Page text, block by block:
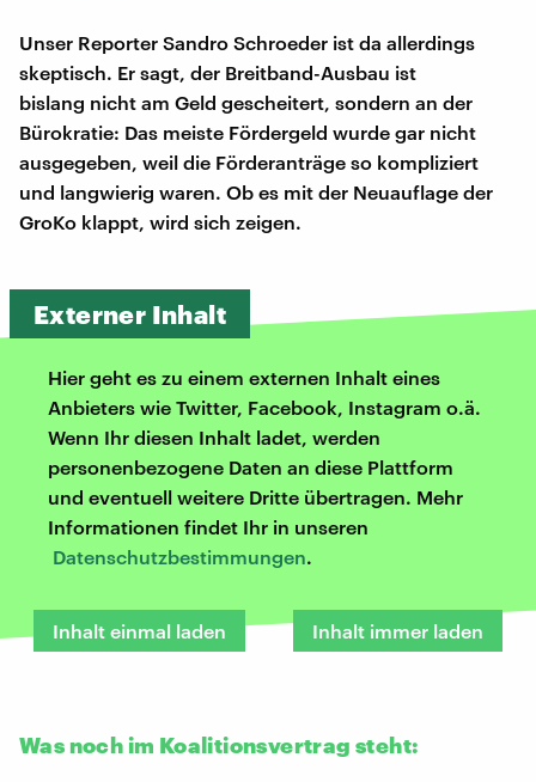
Unser Reporter Sandro Schroeder ist da allerdings
skeptisch. Er sagt, der Breitband-Ausbau ist
bislang nicht am Geld gescheitert, sondern an der
Bürokratie: Das meiste Fördergeld wurde gar nicht
ausgegeben, weil die Förderanträge so kompliziert
und langwierig waren. Ob es mit der Neuauflage der
GroKo klappt, wird sich zeigen.
Externer Inhalt
Hier geht es zu einem externen Inhalt eines
Anbieters wie Twitter, Facebook, Instagram o.ä.
Wenn Ihr diesen Inhalt ladet, werden
personenbezogene Daten an diese Plattform
und eventuell weitere Dritte übertragen. Mehr
Informationen findet Ihr in unseren
Datenschutzbestimmungen.
Inhalt einmal laden Inhalt immer laden
Was noch im Koalitionsvertrag steht: